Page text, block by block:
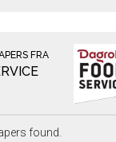
FRA
found.